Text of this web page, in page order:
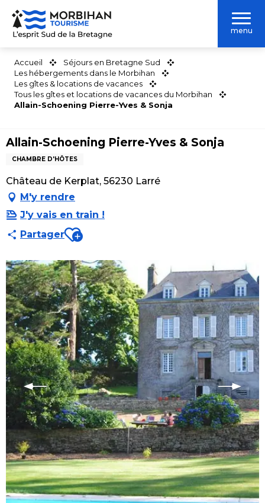
Aller
contenu
menu
Accueil
Séjours en Bretagne Sud
Les hébergements dans le Morbihan
Les gîtes & locations de vacances
Tous les gîtes et locations de vacances du Morbihan
Allain-Schoening Pierre-Yves & Sonja
Allain-Schoening Pierre-Yves & Sonja
CHAMBRE D'HÔTES
Château de Kerplat, 56230 Larré
M'y rendre
J'y vais en train !
PartagerAjouter aux favoris